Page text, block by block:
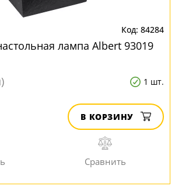
84284
лампа Albert 93019
1 шт.
В КОРЗИНУ